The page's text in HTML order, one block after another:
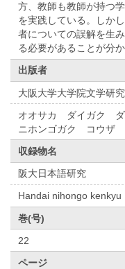
方、教師も教師が持つ
を実践している。しか
者についての誤解を生
る必要があることが分か
出版者
大阪大学大学院文学研
オオサカ ダイガク
ニホンゴガク コウザ
収録物名
阪大日本語研究
Handai nihongo kenkyu
巻(号)
22
ページ